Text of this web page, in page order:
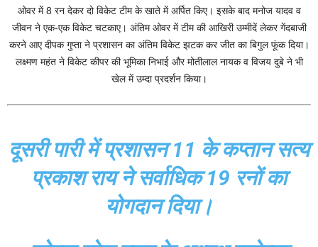
ओवर में 8 रन देकर दो विकेट टीम के खाते में अर्पित किए। इसके बाद मनोज यादव व
जीवन ने एक-एक विकेट चटकाए। अंतिम ओवर में टीम की आखिरी उम्मीदें लेकर गेंदबाजी
करने आए दीपक गुप्ता ने प्रशासन का अंतिम विकेट झटक कर जीत का बिगुल फूंक दिया।
लक्ष्मण महंत ने विकेट कीपर की भूमिका निभाई और मोतीलाल नायक व विजय दुबे ने भी
खेल में उम्दा प्रदर्शन किया।
दूसरी पारी में प्रशासन 11 के कप्तान सत्य
प्रकाश राय ने सर्वाधिक 19 रनों का
योगदान दिया।